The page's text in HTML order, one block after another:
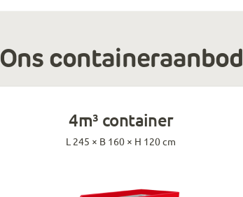
Ons containeraanbod
4m³ container
L 245 × B 160 × H 120 cm